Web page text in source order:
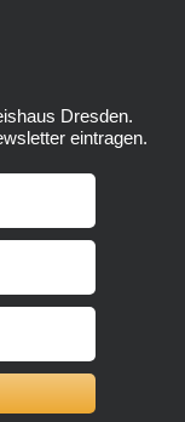
Dresden.
eintragen.